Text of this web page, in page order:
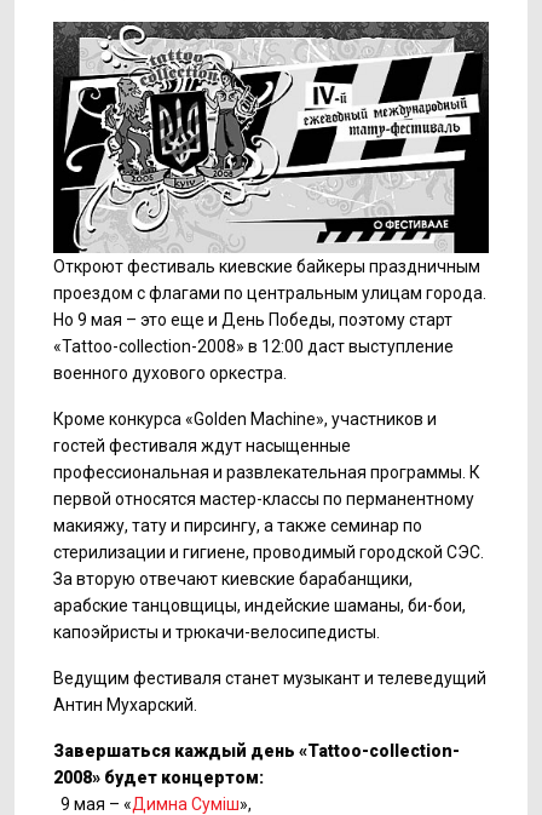
Откроют фестиваль киевские байкеры праздничным
проездом с флагами по центральным улицам города.
Но 9 мая – это еще и День Победы, поэтому старт
«Tattoo-collection-2008» в 12:00 даст выступление
военного духового оркестра.
Кроме конкурса «Golden Machine», участников и
гостей фестиваля ждут насыщенные
профессиональная и развлекательная программы. К
первой относятся мастер-классы по перманентному
макияжу, тату и пирсингу, а также семинар по
стерилизации и гигиене, проводимый городской СЭС.
За вторую отвечают киевские барабанщики,
арабские танцовщицы, индейские шаманы, би-бои,
капоэйристы и трюкачи-велосипедисты.
Ведущим фестиваля станет музыкант и телеведущий
Антин Мухарский.
Завершаться каждый день «Tattoo-collection-
2008» будет концертом:
9 мая – «Димна Суміш»,